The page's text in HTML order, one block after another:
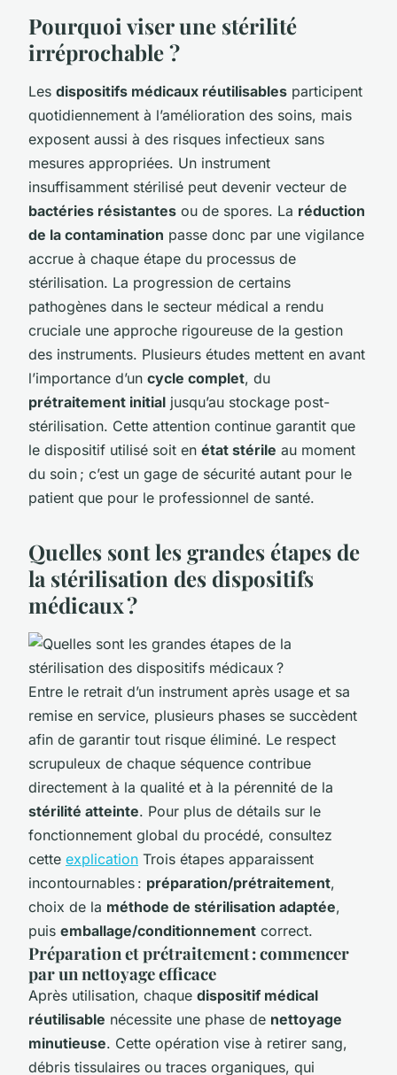
Pourquoi viser une stérilité
irréprochable ?
Les dispositifs médicaux réutilisables participent
quotidiennement à l’amélioration des soins, mais
exposent aussi à des risques infectieux sans
mesures appropriées. Un instrument
insuffisamment stérilisé peut devenir vecteur de
bactéries résistantes ou de spores. La réduction
de la contamination passe donc par une vigilance
accrue à chaque étape du processus de
stérilisation. La progression de certains
pathogènes dans le secteur médical a rendu
cruciale une approche rigoureuse de la gestion
des instruments. Plusieurs études mettent en avant
l’importance d’un cycle complet, du
prétraitement initial jusqu’au stockage post-
stérilisation. Cette attention continue garantit que
le dispositif utilisé soit en état stérile au moment
du soin ; c’est un gage de sécurité autant pour le
patient que pour le professionnel de santé.
Quelles sont les grandes étapes de
la stérilisation des dispositifs
médicaux ?
Entre le retrait d’un instrument après usage et sa
remise en service, plusieurs phases se succèdent
afin de garantir tout risque éliminé. Le respect
scrupuleux de chaque séquence contribue
directement à la qualité et à la pérennité de la
stérilité atteinte. Pour plus de détails sur le
fonctionnement global du procédé, consultez
cette explication Trois étapes apparaissent
incontournables : préparation/prétraitement,
choix de la méthode de stérilisation adaptée,
puis emballage/conditionnement correct.
Préparation et prétraitement : commencer
par un nettoyage efficace
Après utilisation, chaque dispositif médical
réutilisable nécessite une phase de nettoyage
minutieuse. Cette opération vise à retirer sang,
débris tissulaires ou traces organiques, qui